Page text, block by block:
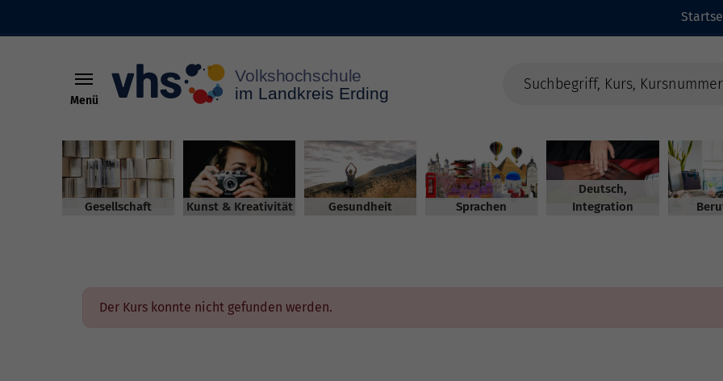
Menü
Gesellschaft Kunst & Kreativität Gesundheit Sprachen
Deutsch,
Integration
Der Kurs konnte nicht gefunden werden.